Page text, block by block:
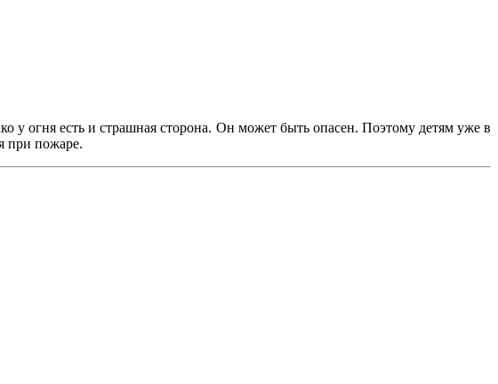
у огня есть и страшная сторона. Он может быть опасен. Поэтому детям уже в
при пожаре.